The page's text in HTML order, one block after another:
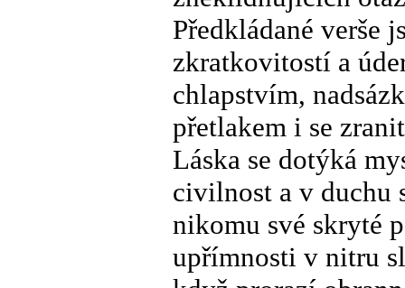
Předkládané verše
zkratkovitostí a
chlapstvím,
přetlakem i se
Láska se dotýká
civilnost a v duchu
nikomu své skryté
upřímnosti v nitru